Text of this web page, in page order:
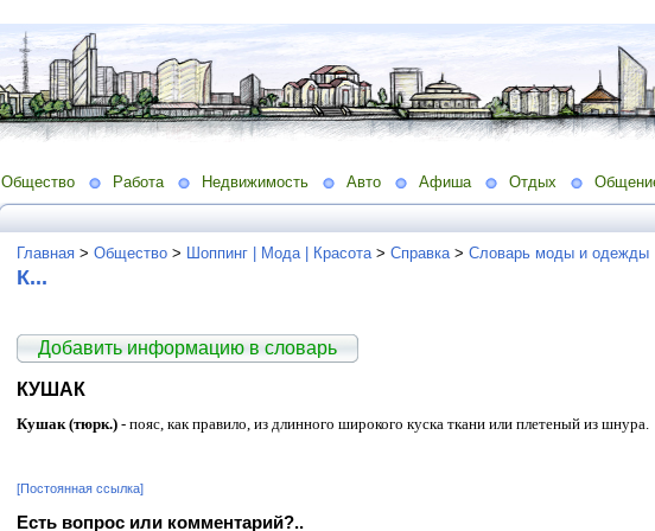
Общество Работа Недвижимость Авто Афиша Отдых
Главная > Общество > Шоппинг | Мода | Красота > Справка > Словарь моды и одежды
К...
Добавить информацию в словарь
КУШАК
Кушак (тюрк.) - пояс, как правило, из длинного широкого куска ткани или плетеный из шнура.
[Постоянная ссылка]
Есть вопрос или комментарий?..